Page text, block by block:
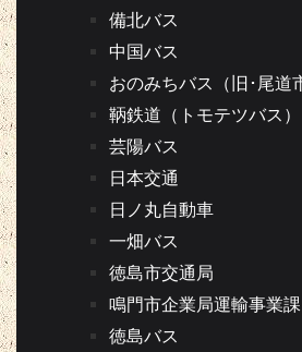
備北バス
中国バス
おのみちバス（旧･尾道
鞆鉄道（トモテツバス）
芸陽バス
日本交通
日ノ丸自動車
一畑バス
徳島市交通局
鳴門市企業局運輸事業課
徳島バス